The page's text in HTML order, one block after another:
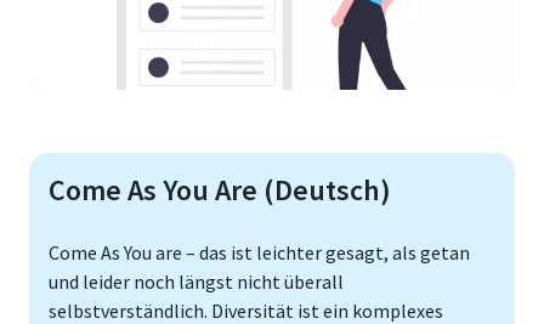
Come As You Are (Deutsch)
Come As You are – das ist leichter gesagt, als getan
und leider noch längst nicht überall
selbstverständlich. Diversität ist ein komplexes